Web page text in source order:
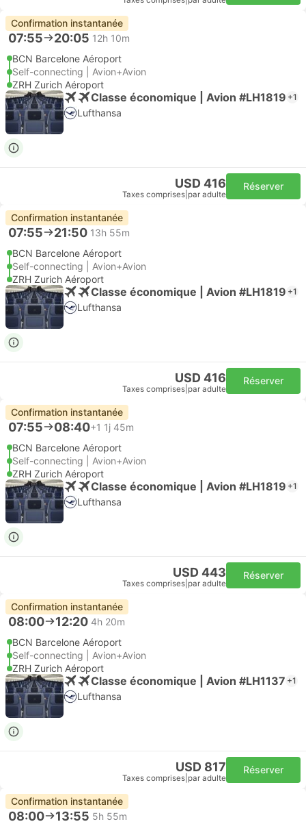
Confirmation instantanée
07:55 20:05 12h 10m
BCN Barcelone Aéroport
Self-connecting | Avion+Avion
ZRH Zurich Aéroport
Classe économique | Avion #LH1819 +1
Lufthansa
USD 416
Taxes comprises par adulte
Réserver
Confirmation instantanée
07:55 21:50 13h 55m
BCN Barcelone Aéroport
Self-connecting | Avion+Avion
ZRH Zurich Aéroport
Classe économique | Avion #LH1819 +1
Lufthansa
USD 416
Taxes comprises par adulte
Réserver
Confirmation instantanée
07:55 08:40+1 1j 45m
BCN Barcelone Aéroport
Self-connecting | Avion+Avion
ZRH Zurich Aéroport
Classe économique | Avion #LH1819 +1
Lufthansa
USD 443
Taxes comprises par adulte
Réserver
Confirmation instantanée
08:00 12:20 4h 20m
BCN Barcelone Aéroport
Self-connecting | Avion+Avion
ZRH Zurich Aéroport
Classe économique | Avion #LH1137 +1
Lufthansa
USD 817
Taxes comprises par adulte
Réserver
Confirmation instantanée
08:00 13:55 5h 55m